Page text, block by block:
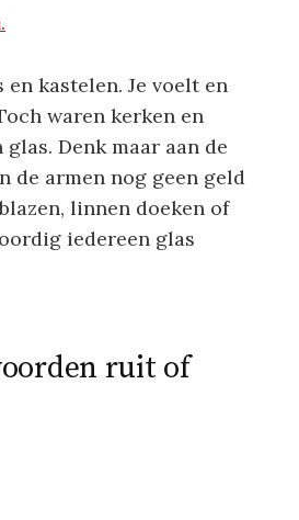
kastelen. Je voelt en
waren kerken en
Denk maar aan de
de armen nog geen geld
linnen doeken of
iedereen glas
ruit of